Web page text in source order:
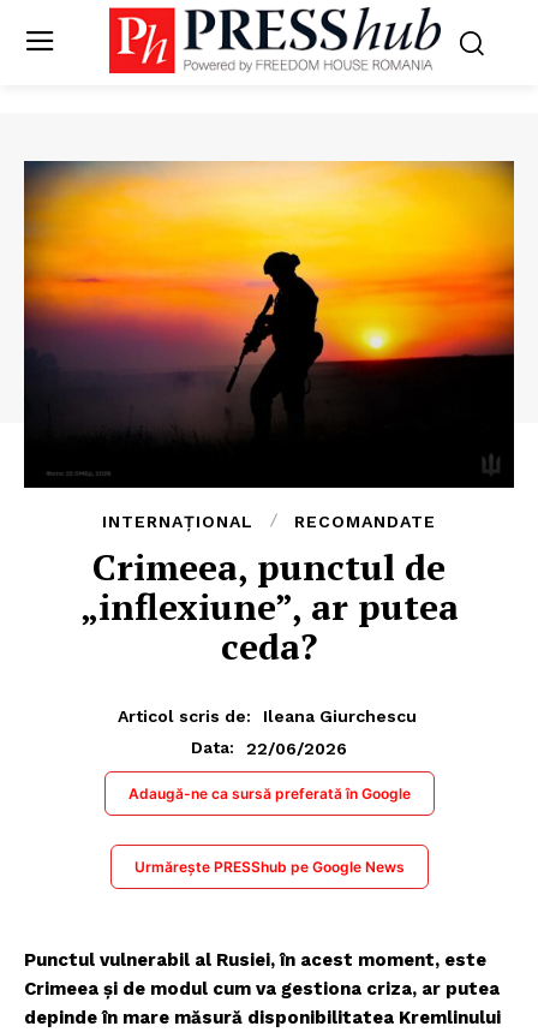
INTERNAȚIONAL RECOMANDATE
Crimeea, punctul de
„inflexiune”, ar putea
ceda?
Articol scris de:
Ileana Giurchescu
Data:
22/06/2026
Adaugă-ne ca sursă preferată în Google
Urmărește PRESShub pe Google News
Punctul vulnerabil al Rusiei, în acest moment, este
Crimeea și de modul cum va gestiona criza, ar putea
depinde în mare măsură disponibilitatea Kremlinului